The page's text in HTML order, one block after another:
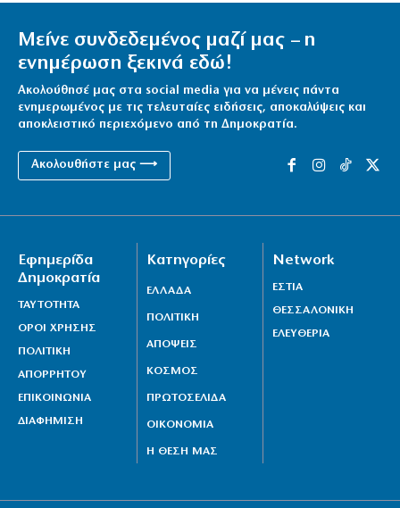
Μείνε συνδεδεμένος μαζί μας – η
ενημέρωση ξεκινά εδώ!
Ακολούθησέ μας στα social media για να μένεις πάντα
ενημερωμένος με τις τελευταίες ειδήσεις, αποκαλύψεις και
αποκλειστικό περιεχόμενο από τη Δημοκρατία.
Ακολουθήστε μας ⟶
Εφημερίδα
Δημοκρατία
ΤΑΥΤΟΤΗΤΑ
ΟΡΟΙ ΧΡΗΣΗΣ
ΠΟΛΙΤΙΚΗ
ΑΠΟΡΡΗΤΟΥ
ΕΠΙΚΟΙΝΩΝΙΑ
ΔΙΑΦΗΜΙΣΗ
Κατηγορίες
ΕΛΛΑΔΑ
ΠΟΛΙΤΙΚΗ
ΑΠΟΨΕΙΣ
ΚΟΣΜΟΣ
ΠΡΩΤΟΣΕΛΙΔΑ
ΟΙΚΟΝΟΜΙΑ
Η ΘΕΣΗ ΜΑΣ
Network
ΕΣΤΙΑ
ΘΕΣΣΑΛΟΝΙΚΗ
ΕΛΕΥΘΕΡΙΑ